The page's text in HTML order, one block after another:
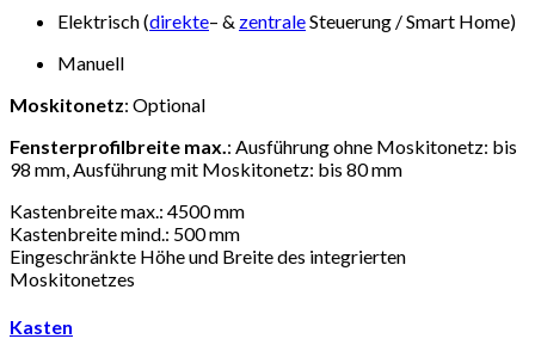
Elektrisch (direkte– & zentraleSteuerung / Smart Home)
Manuell
Moskitonetz: Optional
Fensterprofilbreite max.: Ausführung ohne Moskitonetz: bis
98 mm, Ausführung mit Moskitonetz: bis 80 mm
Kastenbreite max.: 4500 mm
Kastenbreite mind.: 500 mm
Eingeschränkte Höhe und Breite des integrierten
Moskitonetzes
Kasten